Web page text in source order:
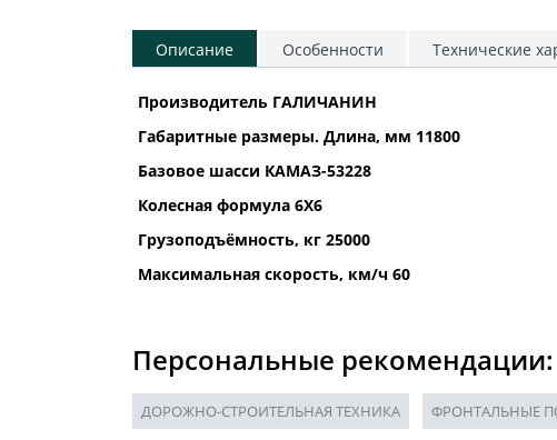
Описание Особенности Технические
Производитель ГАЛИЧАНИН
Габаритные размеры. Длина, мм 11800
Базовое шасси КАМАЗ-53228
Колесная формула 6Х6
Грузоподъёмность, кг 25000
Максимальная скорость, км/ч 60
Персональные рекомендации:
ДОРОЖНО-СТРОИТЕЛЬНАЯ ТЕХНИКА ФРОНТАЛЬНЫЕ